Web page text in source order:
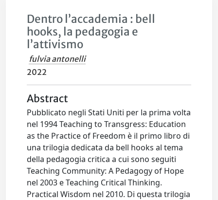
Dentro l’accademia : bell
hooks, la pedagogia e
l’attivismo
fulvia antonelli
2022
Abstract
Pubblicato negli Stati Uniti per la prima volta
nel 1994 Teaching to Transgress: Education
as the Practice of Freedom è il primo libro di
una trilogia dedicata da bell hooks al tema
della pedagogia critica a cui sono seguiti
Teaching Community: A Pedagogy of Hope
nel 2003 e Teaching Critical Thinking.
Practical Wisdom nel 2010. Di questa trilogia